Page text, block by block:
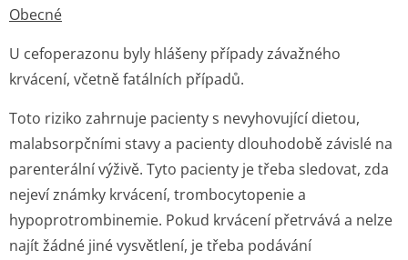
Obecné
U cefoperazonu byly hlášeny případy závažného
krvácení, včetně fatálních případů.
Toto riziko zahrnuje pacienty s nevyhovující dietou,
malabsorpčními stavy a pacienty dlouhodobě závislé na
parenterální výživě. Tyto pacienty je třeba sledovat, zda
nejeví známky krvácení, trombocytopenie a
hypoprotrombinemie. Pokud krvácení přetrvává a nelze
najít žádné jiné vysvětlení, je třeba podávání